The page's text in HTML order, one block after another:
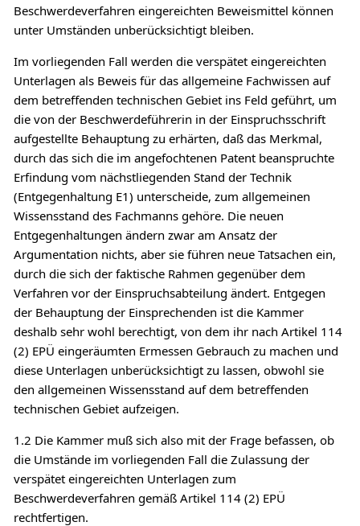
Beschwerdeverfahren eingereichten Beweismittel können
unter Umständen unberücksichtigt bleiben.
Im vorliegenden Fall werden die verspätet eingereichten
Unterlagen als Beweis für das allgemeine Fachwissen auf
dem betreffenden technischen Gebiet ins Feld geführt, um
die von der Beschwerdeführerin in der Einspruchsschrift
aufgestellte Behauptung zu erhärten, daß das Merkmal,
durch das sich die im angefochtenen Patent beanspruchte
Erfindung vom nächstliegenden Stand der Technik
(Entgegenhaltung E1) unterscheide, zum allgemeinen
Wissensstand des Fachmanns gehöre. Die neuen
Entgegenhaltungen ändern zwar am Ansatz der
Argumentation nichts, aber sie führen neue Tatsachen ein,
durch die sich der faktische Rahmen gegenüber dem
Verfahren vor der Einspruchsabteilung ändert. Entgegen
der Behauptung der Einsprechenden ist die Kammer
deshalb sehr wohl berechtigt, von dem ihr nach Artikel 114
(2) EPÜ eingeräumten Ermessen Gebrauch zu machen und
diese Unterlagen unberücksichtigt zu lassen, obwohl sie
den allgemeinen Wissensstand auf dem betreffenden
technischen Gebiet aufzeigen.
1.2 Die Kammer muß sich also mit der Frage befassen, ob
die Umstände im vorliegenden Fall die Zulassung der
verspätet eingereichten Unterlagen zum
Beschwerdeverfahren gemäß Artikel 114 (2) EPÜ
rechtfertigen.